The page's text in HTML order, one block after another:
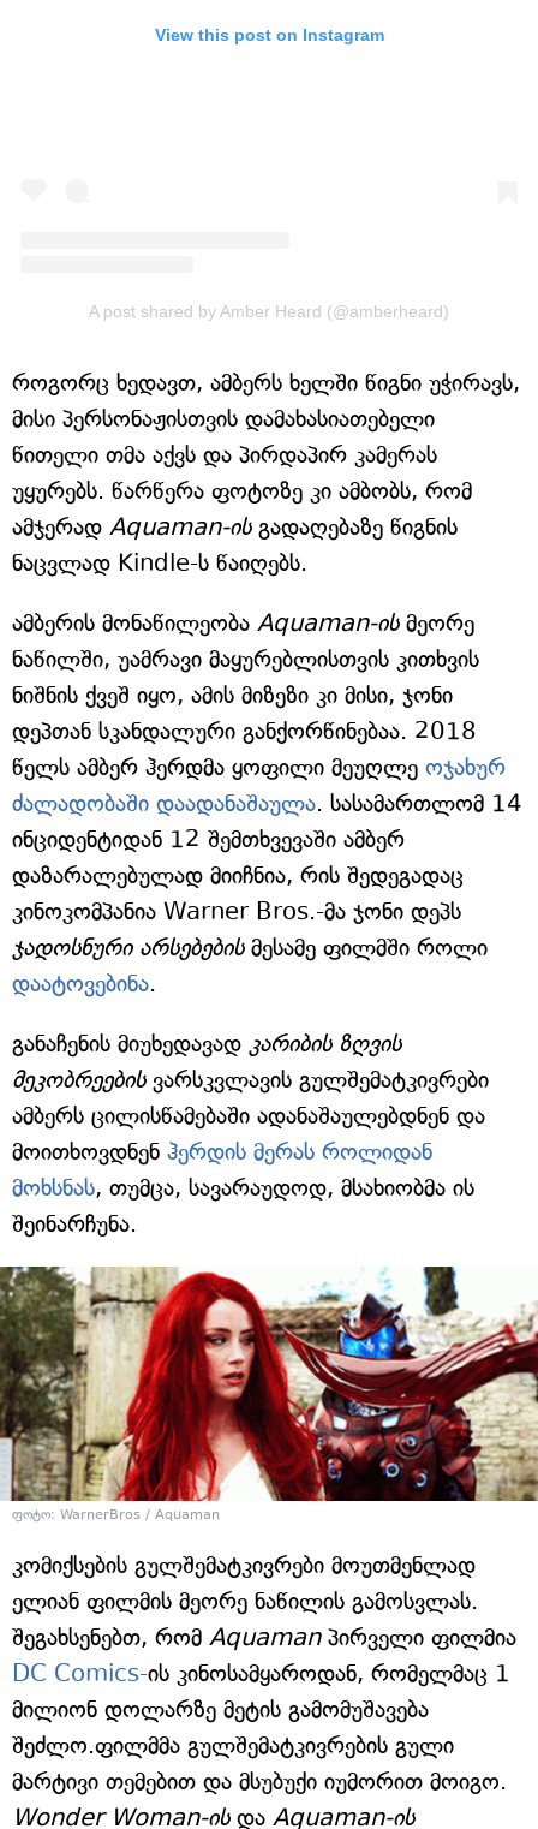
View this post on Instagram
A post shared by Amber Heard (@amberheard)
როგორც ხედავთ, ამბერს ხელში წიგნი უჭირავს,
მისი პერსონაჟისთვის დამახასიათებელი
წითელი თმა აქვს და პირდაპირ კამერას
უყურებს. წარწერა ფოტოზე კი ამბობს, რომ
ამჯერად Aquaman-ისგადაღებაზე წიგნის
ნაცვლად Kindle-ს წაიღებს.
ამბერის მონაწილეობა Aquaman-ისმეორე
ნაწილში, უამრავი მაყურებლისთვის კითხვის
ნიშნის ქვეშ იყო, ამის მიზეზი კი მისი, ჯონი
დეპთან სკანდალური განქორწინებაა. 2018
წელს ამბერ ჰერდმა ყოფილი მეუღლე ოჯახურ
ძალადობაში დაადანაშაულა. სასამართლომ 14
ინციდენტიდან 12 შემთხვევაში ამბერ
დაზარალებულად მიიჩნია, რის შედეგადაც
კინოკომპანია Warner Bros.-მა ჯონი დეპს
ჯადოსნური არსებებისმესამე ფილმში როლი
დაატოვებინა.
განაჩენის მიუხედავად კარიბის ზღვის
მეკობრეებისვარსკვლავის გულშემატკივრები
ამბერს ცილისწამებაში ადანაშაულებდნენ და
მოითხოვდნენ ჰერდის მერას როლიდან
მოხსნას, თუმცა, სავარაუდოდ, მსახიობმა ის
შეინარჩუნა.
ფოტო: WarnerBros / Aquaman
კომიქსების გულშემატკივრები მოუთმენლად
ელიან ფილმის მეორე ნაწილის გამოსვლას.
შეგახსენებთ, რომ Aquamanპირველი ფილმია
DC Comics-ის კინოსამყაროდან, რომელმაც 1
მილიონ დოლარზე მეტის გამომუშავება
შეძლო.ფილმმა გულშემატკივრების გული
მარტივი თემებით და მსუბუქი იუმორით მოიგო.
Wonder Woman-ისდა Aquaman-ის